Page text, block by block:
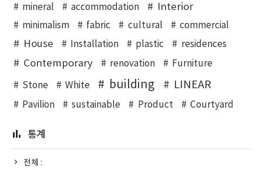
mineral
accommodation Interior
minimalism fabric cultural commercial
House Installation plastic residences
Contemporary renovation Furniture
Stone White building LINEAR
Pavilion sustainable Product Courtyard
통계
전체 :